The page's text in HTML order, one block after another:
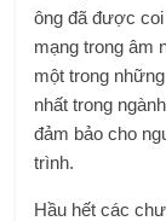
ông đã được
mạng trong âm
một trong
nhất trong
đảm bảo cho
trình.
Hầu hết các